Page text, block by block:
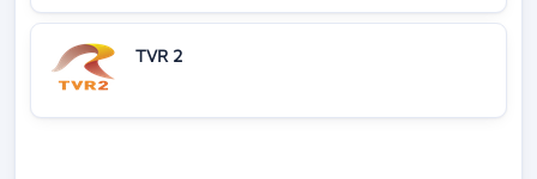
TVR 2